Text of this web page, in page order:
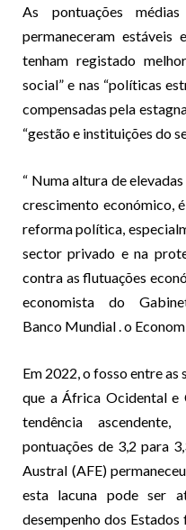
As pontuações
permaneceram estáveis
tenham registado
social” e nas “políticas
compensadas pela
“gestão e instituições do
“ Numa altura de
crescimento económico,
reforma política,
sector privado e na
contra as flutuações
economista do
Banco Mundial . o
Em 2022, o fosso entre
que a África Ocidental e
tendência
pontuações de 3,2 para
Austral (AFE)
esta lacuna pode ser
desempenho dos